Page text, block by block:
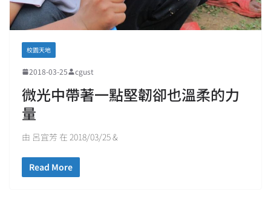
校園天地
2018-03-25 cgust
微光中帶著一點堅韌卻也溫柔的力
量
由 呂宜芳 在 2018/03/25 &
Read More